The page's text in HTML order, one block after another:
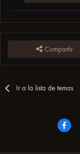
Compartir
Ir a la lista de temas